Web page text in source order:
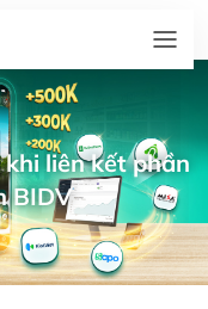
liên kết phần
BIDV